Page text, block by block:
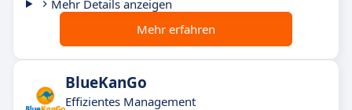
Mehr Details anzeigen
Mehr erfahren
BlueKanGo
Effizientes Management